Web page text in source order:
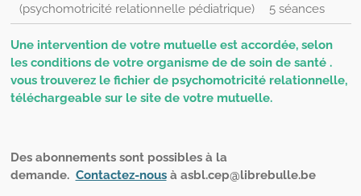
(psychomotricité relationnelle pédiatrique)
5 séances
Une intervention de votre mutuelle est accordée, selon
les conditions de votre organisme de de soin de santé .
vous trouverez le fichier de psychomotricité relationnelle,
téléchargeable sur le site de votre mutuelle.
Des abonnements sont possibles à la
demande. Contactez-nousà asbl.cep@librebulle.be